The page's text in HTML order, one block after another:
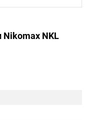
Nikomax NKL